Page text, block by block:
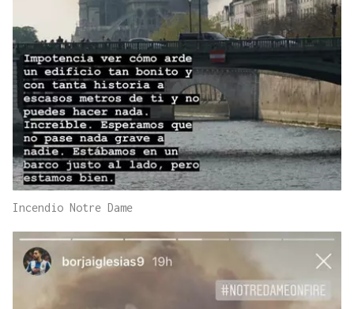
Incendio Notre Dame